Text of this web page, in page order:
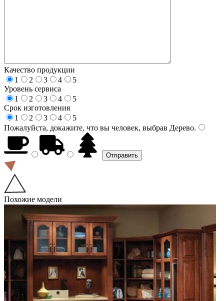
Качество продукции
1
2 3 4
5
Уровень сервиса
1
2 3 4
5
Срок изготовления
1
2 3 4
5
Пожалуйста, докажите, что вы человек, выбрав Дерево.
Похожие модели